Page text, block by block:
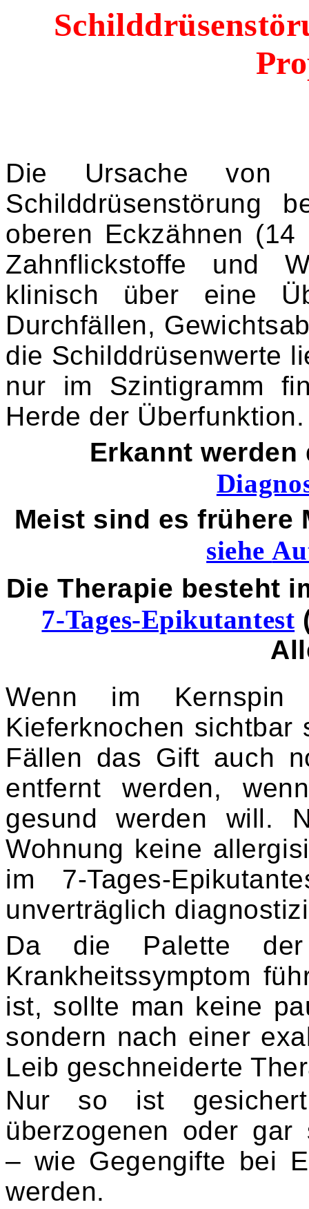
Die Ursache von
oberen Eckzähnen
Zahnflickstoffe und
klinisch über eine
Durchfällen,
die Schilddrüsenwerte
nur im Szintigramm
Herde der Überfunktion.
Erkannt
Meist sind es frühere
siehe
Die Therapie besteht
7-Tages-Epikutantest
Wenn im
Kieferknochen sichtbar
Fällen das Gift auch
entfernt werden,
gesund werden will.
Wohnung keine
im 7-Tages-
unverträglich
Da die Palette
Krankheitssymptom
ist, sollte man keine
sondern nach einer
Leib geschneiderte
Nur so ist
überzogenen oder gar
– wie Gegengifte bei
werden.